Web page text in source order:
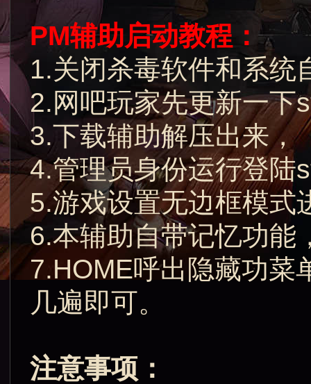
PM辅助启动教程：
1.关闭杀毒软件和系统
2.网吧玩家先更新一下
3.下载辅助解压出来，
4.管理员身份运行登陆
5.游戏设置无边框模式
6.本辅助自带记忆功能
7.HOME呼出隐藏功菜
几遍即可。
注意事项：